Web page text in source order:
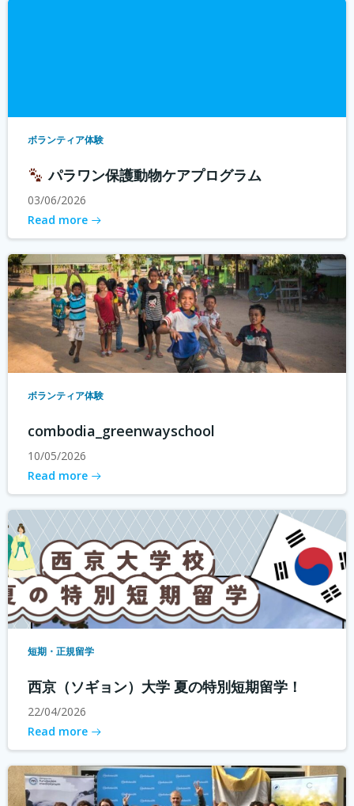
ボランティア体験
パラワン保護動物ケアプログラム
03/06/2026
Read more
ボランティア体験
combodia_greenwayschool
10/05/2026
Read more
短期・正規留学
西京（ソギョン）大学 夏の特別短期留学！
22/04/2026
Read more